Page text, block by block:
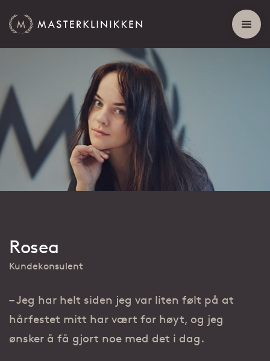
Rosea
Kundekonsulent
– Jeg har helt siden jeg var liten følt på at
hårfestet mitt har vært for høyt, og jeg
ønsker å få gjort noe med det i dag.